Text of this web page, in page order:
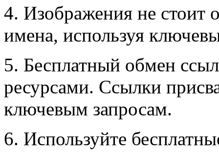
4. Изображения не стоит
имена, используя
5. Бесплатный обмен
ресурсами. Ссылки
ключевым запросам.
6. Используйте